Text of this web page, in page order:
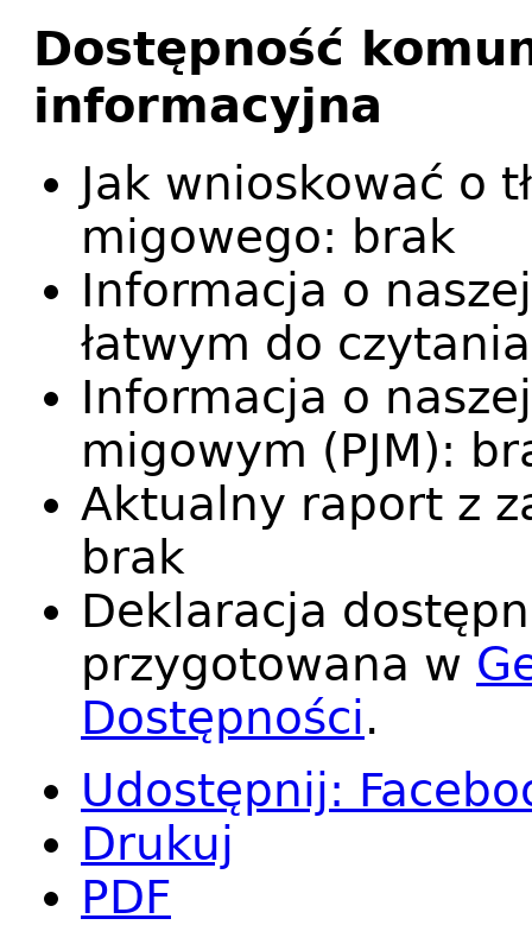
Dostępność
informacyjna
Jak wnioskować o
migowego: brak
Informacja o
łatwym do
Informacja o
migowym (PJM):
Aktualny raport z
brak
Deklaracja
przygotowana w
Dostępności.
Udostępnij:
Drukuj
PDF